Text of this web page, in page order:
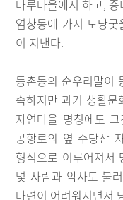
마루마을에서 하고,
염창동에 가서 도당
이 지낸다.
등촌동의 순우리말이
속하지만 과거 생활
자연마을 명칭에도
공항로의 옆 수당산
형식으로 이루어져서
몇 사람과 악사도 불
마련이 어려워지면서